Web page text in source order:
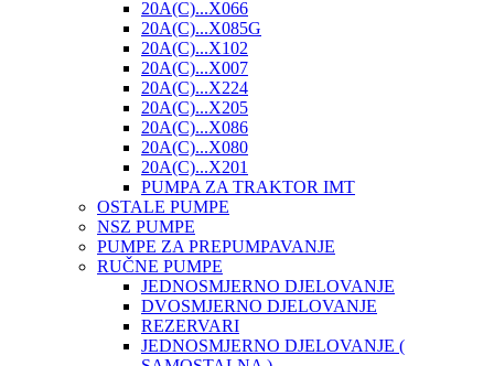
20A(C)...X066
20A(C)...X085G
20A(C)...X102
20A(C)...X007
20A(C)...X224
20A(C)...X205
20A(C)...X086
20A(C)...X080
20A(C)...X201
PUMPA ZA TRAKTOR IMT
OSTALE PUMPE
NSZ PUMPE
PUMPE ZA PREPUMPAVANJE
RUČNE PUMPE
JEDNOSMJERNO DJELOVANJE
DVOSMJERNO DJELOVANJE
REZERVARI
JEDNOSMJERNO DJELOVANJE (